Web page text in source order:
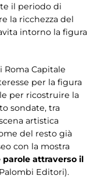
il periodo di
la ricchezza del
intorno la figura
Roma Capitale
per la figura
per ricostruire la
sondate, tra
artistica
del resto già
con la mostra
attraverso il
Editori).